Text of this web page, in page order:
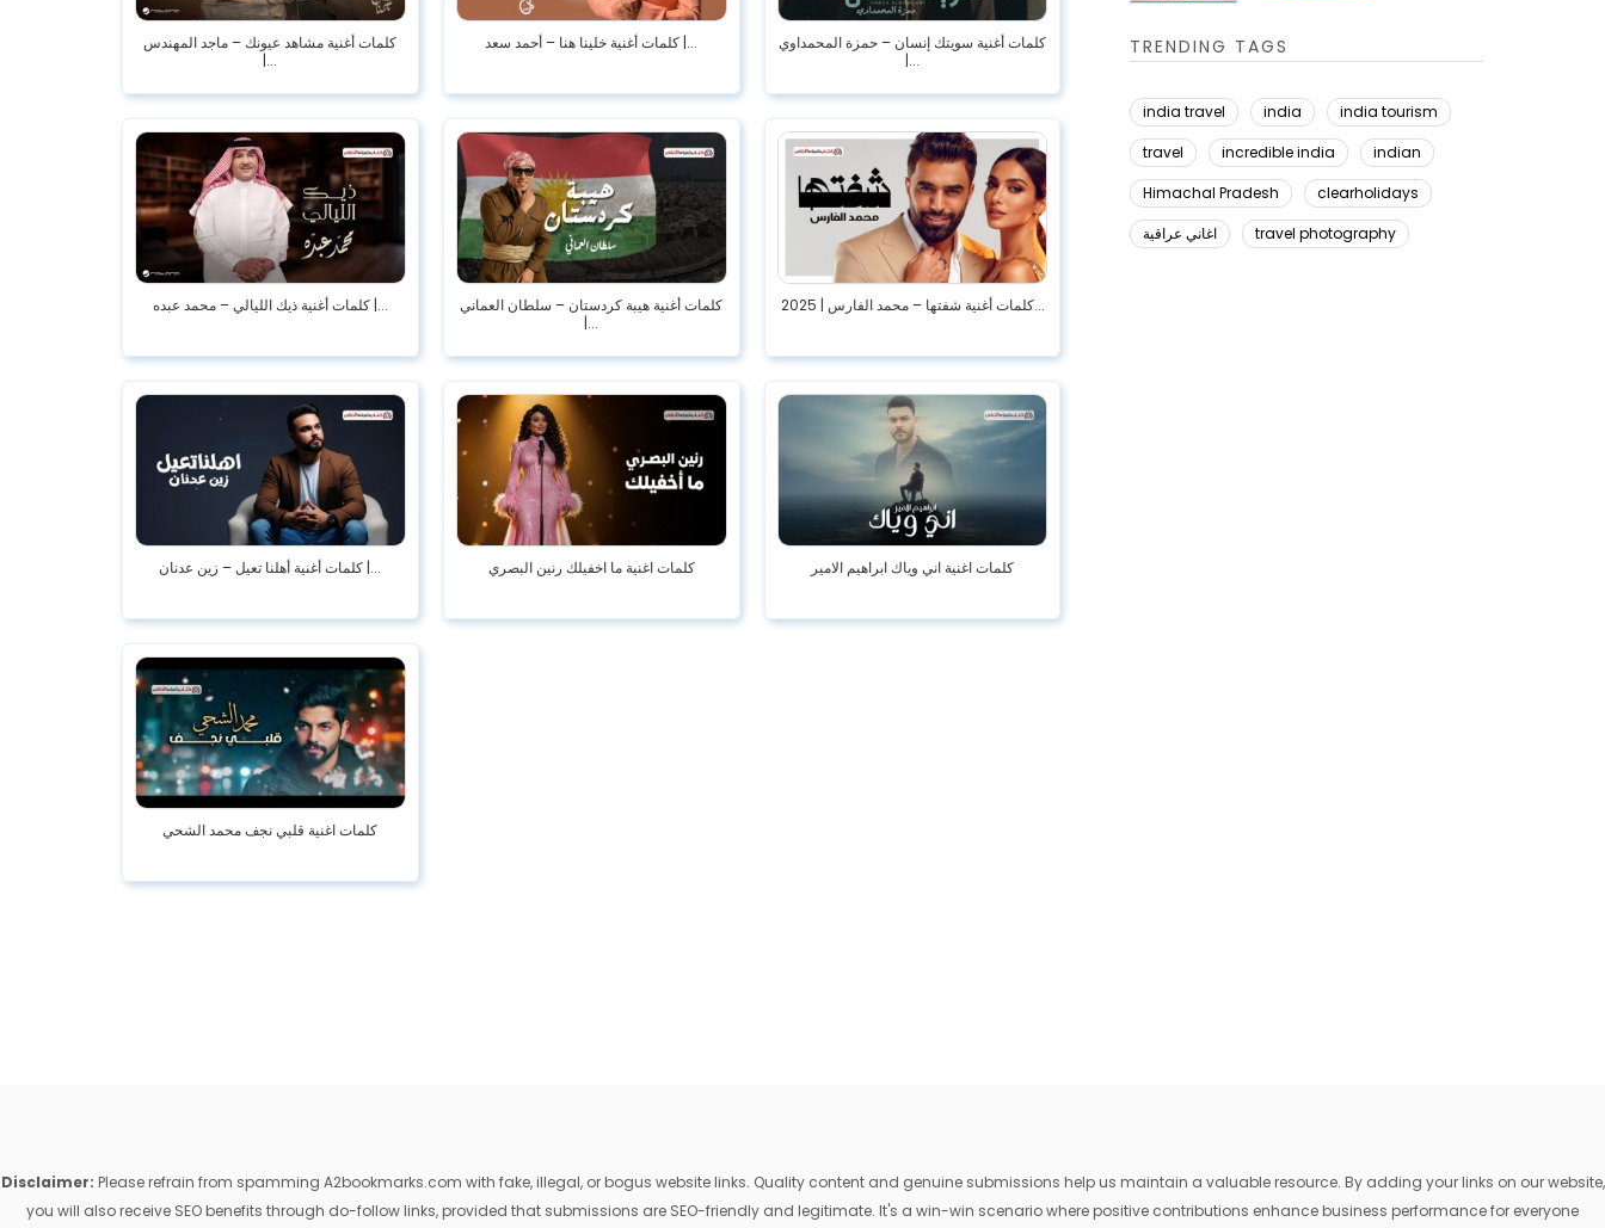
كلمات أغنية مشاهد عيونك – ماجد المهندس
|...
كلمات أغنية خلينا هنا – أحمد سعد |...
كلمات أغنية سويتك إنسان – حمزة المحمداوي
|...
كلمات أغنية ذيك الليالي – محمد عبده |...
كلمات أغنية هيبة كردستان – سلطان العماني
|...
كلمات أغنية شفتها – محمد الفارس | 2025...
كلمات أغنية أهلنا تعيل – زين عدنان |... كلمات اغنية ما اخفيلك رنين البصري كلمات اغنية اني وياك ابراهيم الامير
كلمات اغنية قلبي نجف محمد الشحي
TRENDING TAGS
india travel india
india tourism
travel
incredible india
indian
Himachal Pradesh
clearholidays
اغاني عراقية
travel photography
Disclaimer: Please refrain from spamming A2bookmarks.com with fake, illegal, or bogus website links. Quality content and genuine submissions help us maintain a valuable resource. By adding your links on our website,
you will also receive SEO benefits through do-follow links, provided that submissions are SEO-friendly and legitimate. It's a win-win scenario where positive contributions enhance business performance for everyone